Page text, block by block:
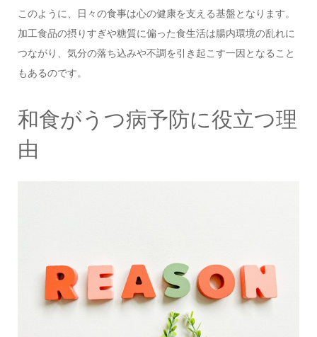
このように、日々の食事は心の健康を支える基盤となります。
加工食品の摂りすぎや糖質に偏った食生活は腸内環境の乱れに
つながり、気分の落ち込みや不調を引き起こす一因となること
もあるのです。
和食がうつ病予防に役立つ理
由